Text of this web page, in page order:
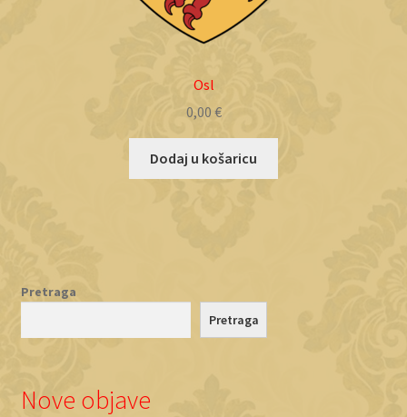
Osl
0,00 €
Dodaj u košaricu
Pretraga
Pretraga
Nove objave